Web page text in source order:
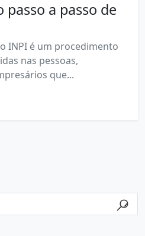
a passo de
INPI é um procedimento
nas pessoas,
que...